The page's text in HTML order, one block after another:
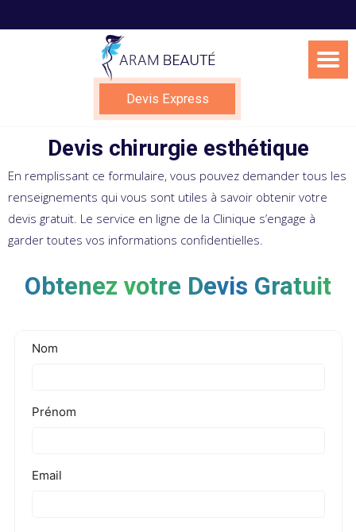
to
Devis Express
Devis chirurgie esthétique
En remplissant ce formulaire, vous pouvez demander tous les
renseignements qui vous sont utiles à savoir obtenir votre
devis gratuit. Le service en ligne de la Clinique s’engage à
garder toutes vos informations confidentielles.
Obtenez votre Devis Gratuit